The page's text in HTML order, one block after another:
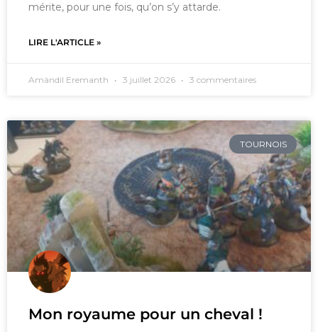
mérite, pour une fois, qu’on s’y attarde.
LIRE L'ARTICLE »
Amàndil Eremanth 3 juillet 2026 3 commentaires
TOURNOIS
Mon royaume pour un cheval !